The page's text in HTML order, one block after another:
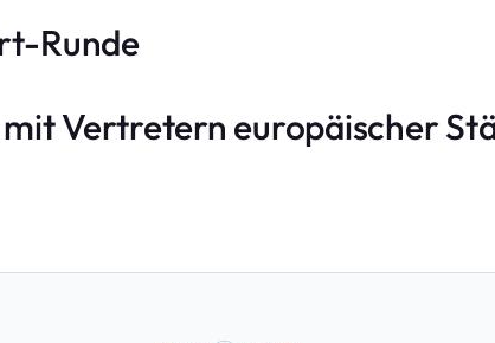
Runde
mit Vertretern europäischer